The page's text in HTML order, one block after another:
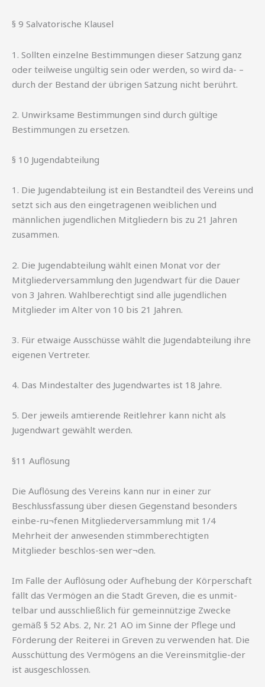
§ 9 Salvatorische Klausel
1. Sollten einzelne Bestimmungen dieser Satzung ganz
oder teilweise ungültig sein oder werden, so wird da- –
durch der Bestand der übrigen Satzung nicht berührt.
2. Unwirksame Bestimmungen sind durch gültige
Bestimmungen zu ersetzen.
§ 10 Jugendabteilung
1. Die Jugendabteilung ist ein Bestandteil des Vereins und
setzt sich aus den eingetragenen weiblichen und
männlichen jugendlichen Mitgliedern bis zu 21 Jahren
zusammen.
2. Die Jugendabteilung wählt einen Monat vor der
Mitgliederversammlung den Jugendwart für die Dauer
von 3 Jahren. Wahlberechtigt sind alle jugendlichen
Mitglieder im Alter von 10 bis 21 Jahren.
3. Für etwaige Ausschüsse wählt die Jugendabteilung ihre
eigenen Vertreter.
4. Das Mindestalter des Jugendwartes ist 18 Jahre.
5. Der jeweils amtierende Reitlehrer kann nicht als
Jugendwart gewählt werden.
§11 Auflösung
Die Auflösung des Vereins kann nur in einer zur
Beschlussfassung über diesen Gegenstand besonders
einbe-ru¬fenen Mitgliederversammlung mit 1/4
Mehrheit der anwesenden stimmberechtigten
Mitglieder beschlos-sen wer¬den.
Im Falle der Auflösung oder Aufhebung der Körperschaft
fällt das Vermögen an die Stadt Greven, die es unmit-
telbar und ausschließlich für gemeinnützige Zwecke
gemäß § 52 Abs. 2, Nr. 21 AO im Sinne der Pflege und
Förderung der Reiterei in Greven zu verwenden hat. Die
Ausschüttung des Vermögens an die Vereinsmitglie-der
ist ausgeschlossen.